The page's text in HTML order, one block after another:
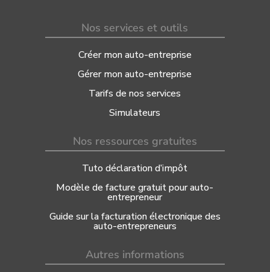
Nos services et outils
Créer mon auto-entreprise
Gérer mon auto-entreprise
Tarifs de nos services
Simulateurs
Nos ressources gratuites
Tuto déclaration d’impôt
Modèle de facture gratuit pour auto-
entrepreneur
Guide sur la facturation électronique des
auto-entrepreneurs
Autres informations